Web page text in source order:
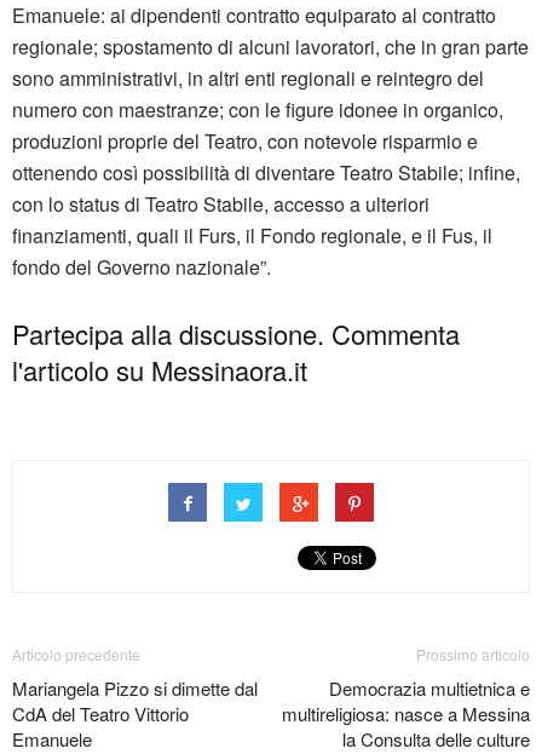
Emanuele: ai dipendenti contratto equiparato al contratto
regionale; spostamento di alcuni lavoratori, che in gran parte
sono amministrativi, in altri enti regionali e reintegro del
numero con maestranze; con le figure idonee in organico,
produzioni proprie del Teatro, con notevole risparmio e
ottenendo così possibilità di diventare Teatro Stabile; infine,
con lo status di Teatro Stabile, accesso a ulteriori
finanziamenti, quali il Furs, il Fondo regionale, e il Fus, il
fondo del Governo nazionale”.
Partecipa alla discussione. Commenta
l'articolo su Messinaora.it
Articolo precedente
Mariangela Pizzo si dimette dal
CdA del Teatro Vittorio
Emanuele
Prossimo articolo
Democrazia multietnica e
multireligiosa: nasce a Messina
la Consulta delle culture